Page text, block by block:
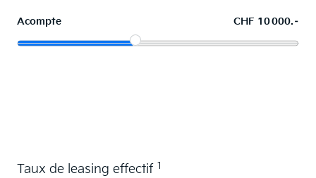
Acompte CHF 10 000.–
Taux de leasing effectif 1